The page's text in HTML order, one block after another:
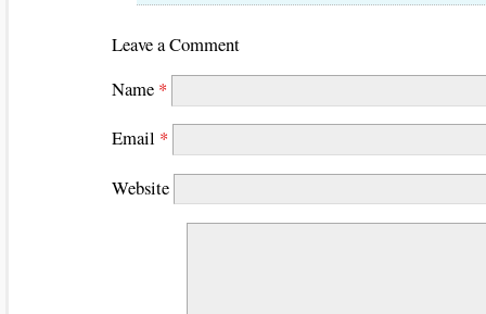
Leave a Comment
Name *
Email *
Website